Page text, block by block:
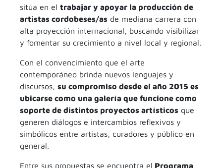
sitúa en el trabajar y apoyar la producción de
artistas cordobeses/as de mediana carrera con
alta proyección internacional, buscando visibilizar
y fomentar su crecimiento a nivel local y regional.
Con el convencimiento que el arte
contemporáneo brinda nuevos lenguajes y
discursos, su compromiso desde el año 2015 es
ubicarse como una galería que funcione como
soporte de distintos proyectos artísticos que
generen diálogos e intercambios reflexivos y
simbólicos entre artistas, curadores y público en
general.
Entre sus propuestas se encuentra el Programa